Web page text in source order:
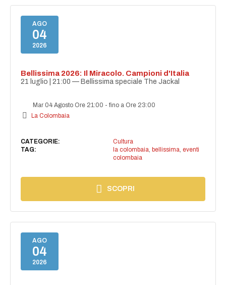
AGO
04
2026
Bellissima 2026: Il Miracolo. Campioni d'Italia
21 luglio | 21:00 — Bellissima speciale The Jackal
Mar 04 Agosto Ore 21:00 -fino a Ore 23:00
La Colombaia
CATEGORIE:
Cultura
TAG:
la colombaia, bellissima, eventi
colombaia
SCOPRI
AGO
04
2026